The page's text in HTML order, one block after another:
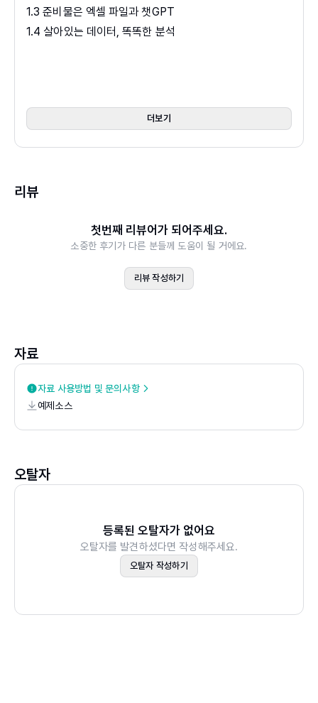
1.3 준비물은 엑셀 파일과 챗GPT
1.4 살아있는 데이터, 똑똑한 분석
2.1 사칙연산부터 기본 집계까지: 계산의 기초
2.2 원하는 데이터만 골라보기: 정렬과 필터링
2.3 데이터에 논리적인 규칙 부여하기: IF 조건문의 이해
3.1 고객 데이터: 충성 고객과 이탈 고객 식별하기
3.2 성과 데이터: KPI 보고서 작성 및 해석
3.3 재무 데이터: 비용 구조 분석 및 최적화
4.1 고객의 목소리(VOC): 리뷰와 문의 분석
4.3 설문조사 데이터 분석: 응답에서 숨은 의도 찾기
CHAPTER 05 데이터를 그림으로 말하다: 챗GPT 시각화
5.1 차트, 기본부터 제대로: 목적에 맞는 시각화 기초
5.2 보고서를 완성하는 디자인: 챗GPT 시각화 고급 활용법
CHAPTER 06 챗GPT의 GPTs로 바이브 엑셀 자동화하
6.1 GPTs 첫걸음: 개념 이해와 첫 GPT 만들기
더보기
리뷰
첫번째 리뷰어가 되어주세요.
소중한 후기가 다른 분들께 도움이 될 거에요.
리뷰 작성하기
자료
자료 사용방법 및 문의사항
예제소스
오탈자
등록된 오탈자가 없어요
오탈자를 발견하셨다면 작성해주세요.
오탈자 작성하기